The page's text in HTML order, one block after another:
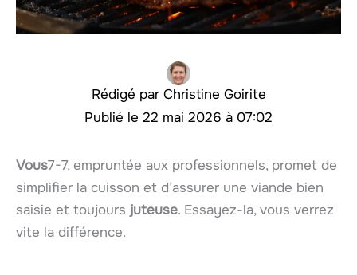
Christine Goirite
22 mai 2026 à 07:02
Vous7-7, empruntée aux professionnels, promet de
simplifier la cuisson et d’assurer une viande bien
saisie et toujours juteuse. Essayez-la, vous verrez
vite la différence.